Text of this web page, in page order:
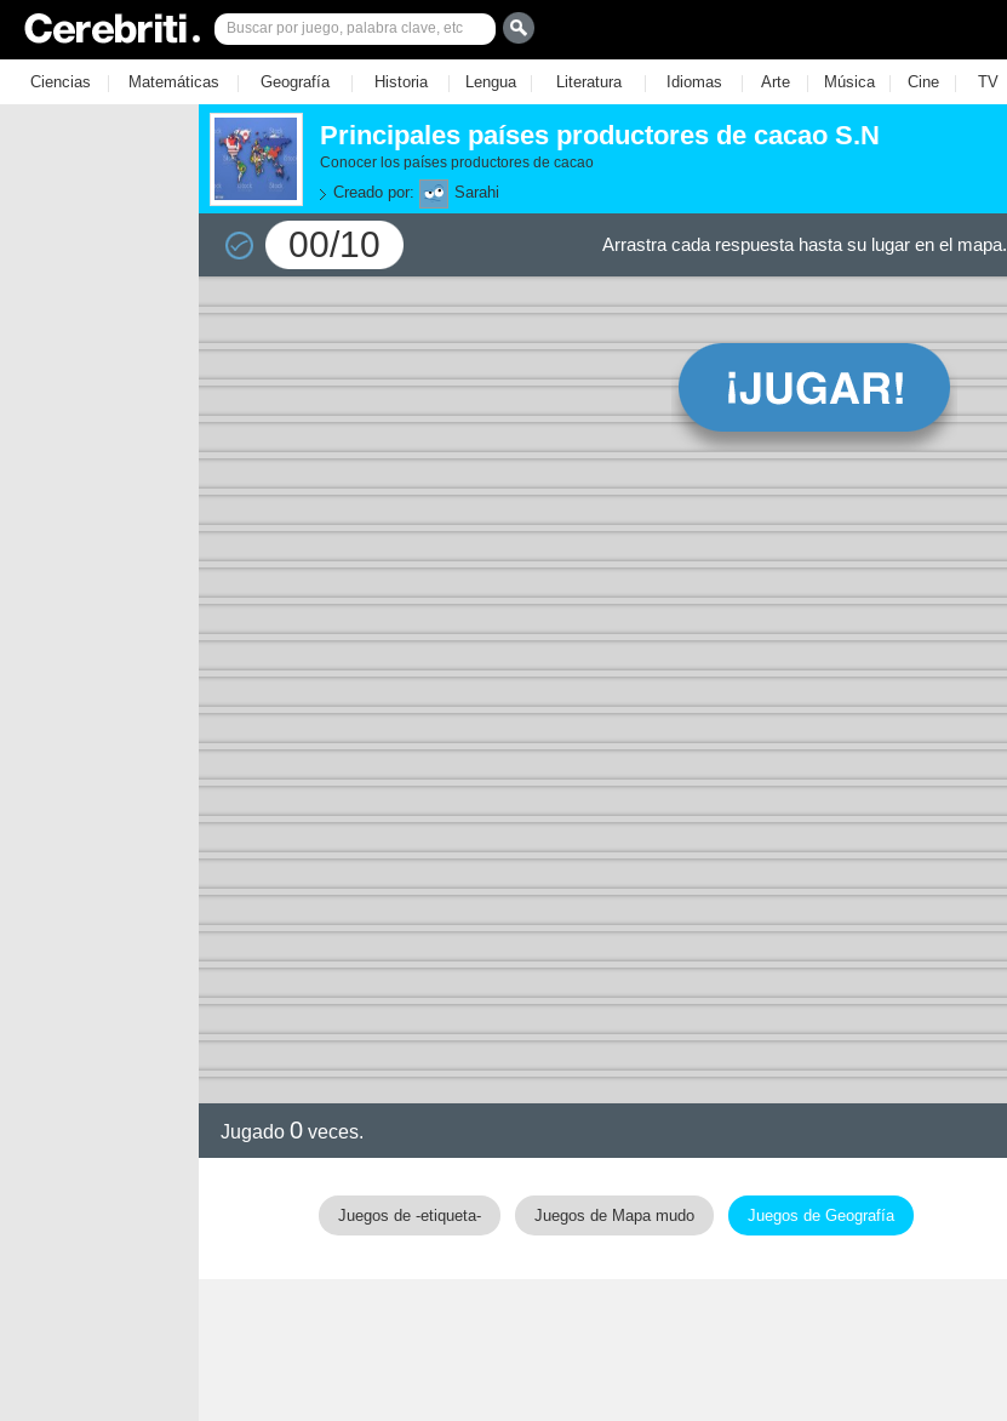
Ciencias | Matemáticas | Geografía | Historia | Lengua | Literatura | Idiomas | Arte | Música | Cine | TV
Principales países productores de cacao S.N
Conocer los países productores de cacao
Creado por: Sarahi
00/10 Arrastra cada respuesta hasta su lugar en el mapa.
Jugado 0 veces.
Juegos de -etiqueta- Juegos de Mapa mudo Juegos de Geografía